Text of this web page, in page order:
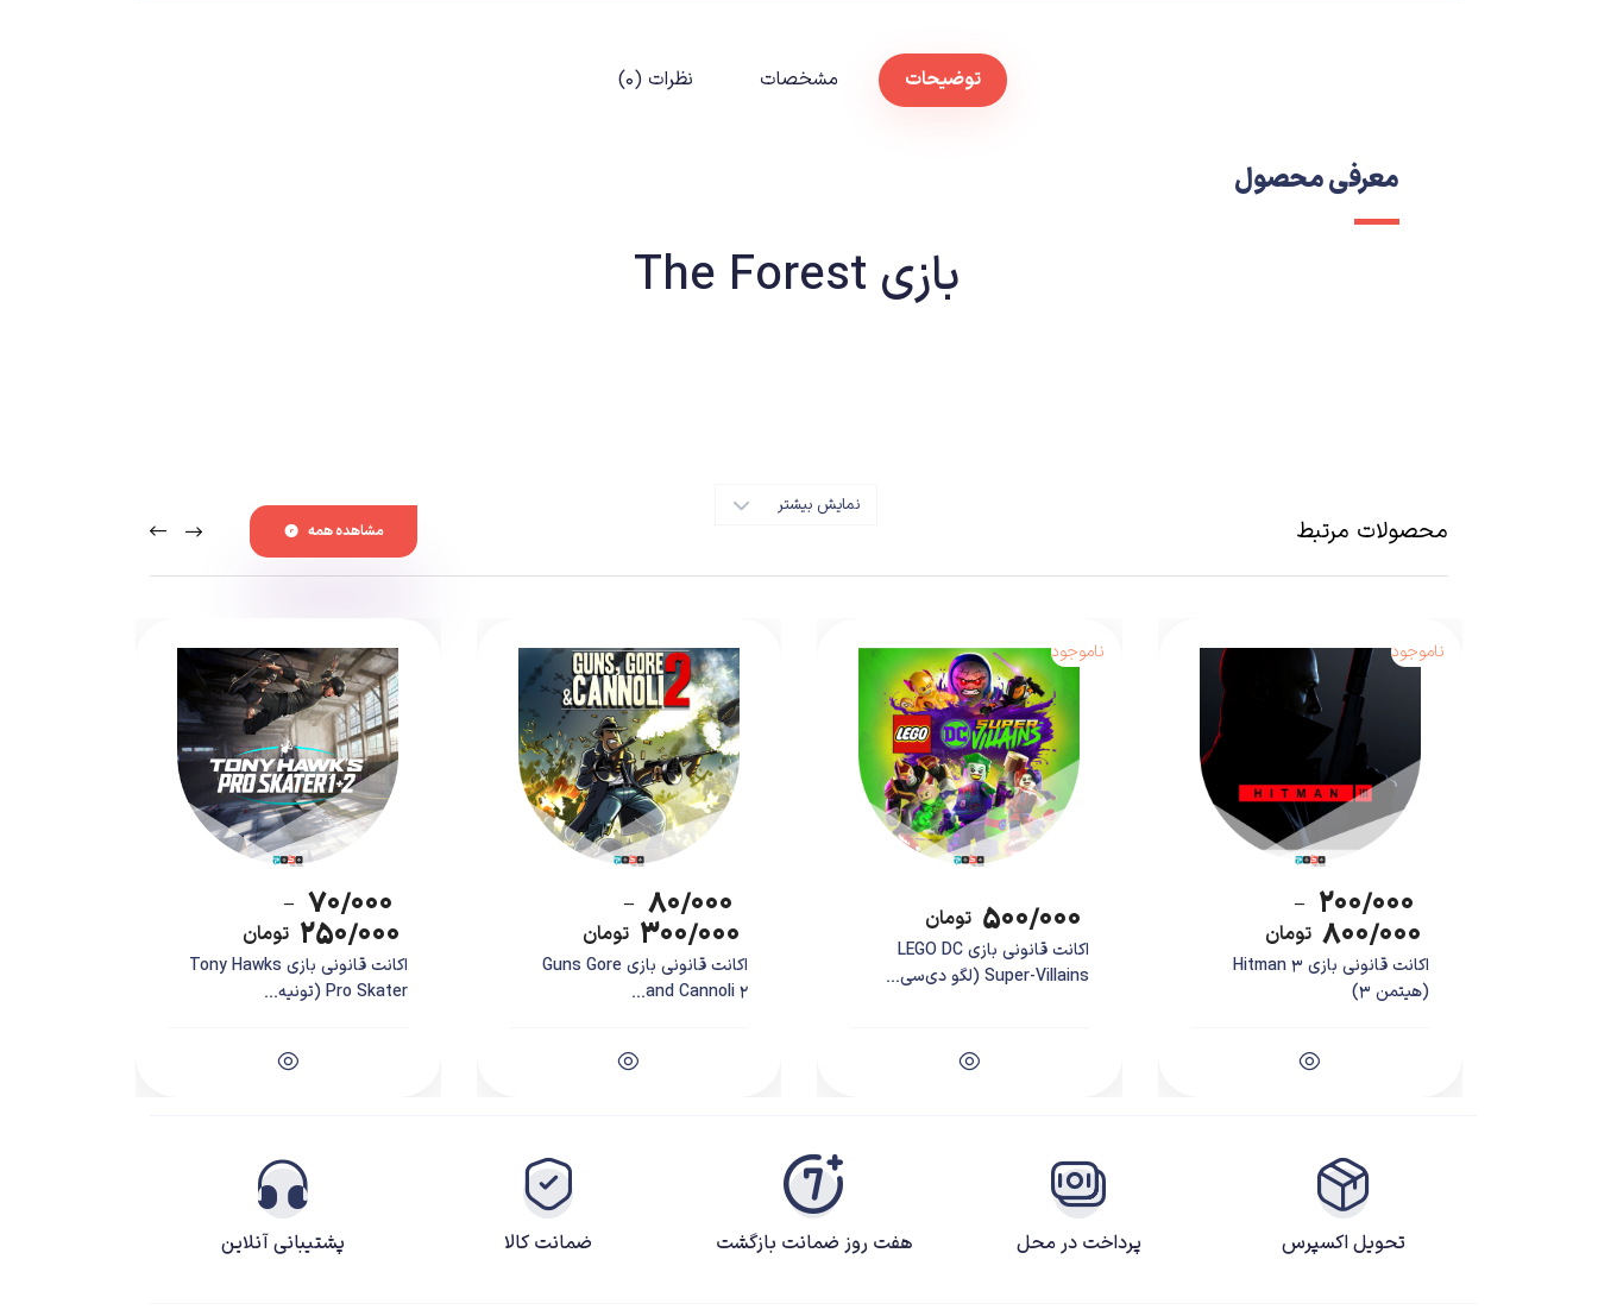
توضیحات مشخصات نظرات (۰)
معرفی محصول
بازی The Forest
استودیو Endnight عرضه شد.
نمایش بیشتر
محصولات مرتبط مشاهده همه
ناموجود
۲۰۰/۰۰۰ –
۸۰۰/۰۰۰ تومان
اکانت قانونی بازی Hitman 3
(هیتمن 3)
ناموجود
۵۰۰/۰۰۰ تومان
اکانت قانونی بازی LEGO DC
Super-Villains (لگو دی‌سی...
۸۰/۰۰۰ –
۳۰۰/۰۰۰ تومان
اکانت قانونی بازی Guns Gore
and Cannoli 2...
۷۰/۰۰۰ –
۲۵۰/۰۰۰ تومان
اکانت قانونی بازی Tony Hawks
Pro Skater (تونیه...
تحویل اکسپرس پرداخت در محل هفت روز ضمانت بازگشت ضمانت کالا پشتیبانی آنلاین